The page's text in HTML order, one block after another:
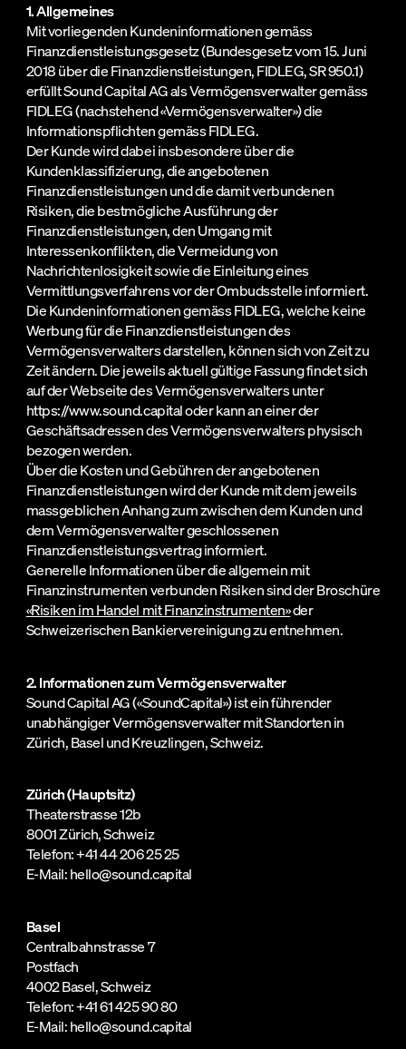
1. Allgemeines
Mit vorliegenden Kundeninformationen gemäss
Finanzdienstleistungsgesetz (Bundesgesetz vom 15. Juni
2018 über die Finanzdienstleistungen, FIDLEG, SR 950.1)
erfüllt Sound Capital AG als Vermögensverwalter gemäss
FIDLEG (nachstehend «Vermögensverwalter») die
Informationspflichten gemäss FIDLEG.
Der Kunde wird dabei insbesondere über die
Kundenklassifizierung, die angebotenen
Finanzdienstleistungen und die damit verbundenen
Risiken, die bestmögliche Ausführung der
Finanzdienstleistungen, den Umgang mit
Interessenkonflikten, die Vermeidung von
Nachrichtenlosigkeit sowie die Einleitung eines
Vermittlungsverfahrens vor der Ombudsstelle informiert.
Die Kundeninformationen gemäss FIDLEG, welche keine
Werbung für die Finanzdienstleistungen des
Vermögensverwalters darstellen, können sich von Zeit zu
Zeit ändern. Die jeweils aktuell gültige Fassung findet sich
auf der Webseite des Vermögensverwalters unter
https://www.sound.capital oder kann an einer der
Geschäftsadressen des Vermögensverwalters physisch
bezogen werden.
Über die Kosten und Gebühren der angebotenen
Finanzdienstleistungen wird der Kunde mit dem jeweils
massgeblichen Anhang zum zwischen dem Kunden und
dem Vermögensverwalter geschlossenen
Finanzdienstleistungsvertrag informiert.
Generelle Informationen über die allgemein mit
Finanzinstrumenten verbunden Risiken sind der Broschüre
«Risiken im Handel mit Finanzinstrumenten»der
Schweizerischen Bankiervereinigung zu entnehmen.
2. Informationen zum Vermögensverwalter
Sound Capital AG («SoundCapital») ist ein führender
unabhängiger Vermögensverwalter mit Standorten in
Zürich, Basel und Kreuzlingen, Schweiz.
Zürich (Hauptsitz)
Theaterstrasse 12b
8001 Zürich, Schweiz
Telefon: +41 44 206 25 25
E-Mail: hello@sound.capital
Basel
Centralbahnstrasse 7
Postfach
4002 Basel, Schweiz
Telefon: +41 61 425 90 80
E-Mail: hello@sound.capital